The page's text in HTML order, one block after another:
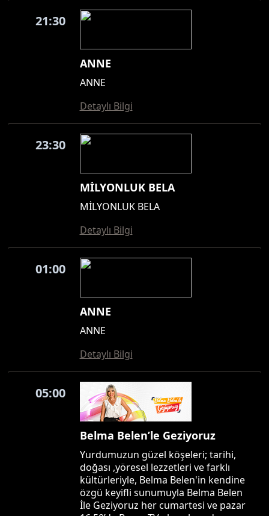
21:30
ANNE
ANNE
Detaylı Bilgi
23:30
MİLYONLUK BELA
MİLYONLUK BELA
Detaylı Bilgi
01:00
ANNE
ANNE
Detaylı Bilgi
05:00
Belma Belen’le Geziyoruz
Yurdumuzun güzel köşeleri; tarihi,
doğası ,yöresel lezzetleri ve farklı
kültürleriyle, Belma Belen'in kendine
özgü keyifli sunumuyla Belma Belen
İle Geziyoruz her cumartesi ve pazar